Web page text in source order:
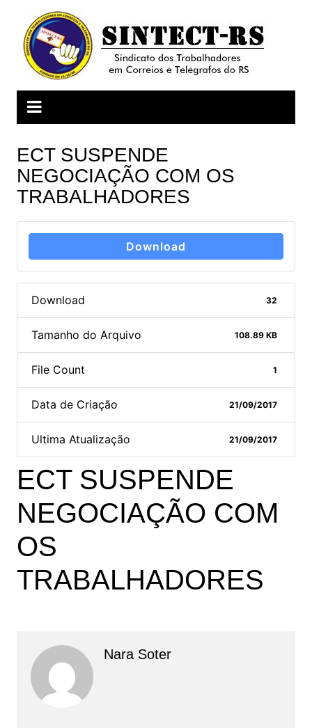
conteúdo
ECT SUSPENDE
NEGOCIAÇÃO COM OS
TRABALHADORES
Download
Download 32
Tamanho do Arquivo 108.89 KB
File Count 1
Data de Criação 21/09/2017
Ultima Atualização 21/09/2017
ECT SUSPENDE
NEGOCIAÇÃO COM
OS
TRABALHADORES
Nara Soter